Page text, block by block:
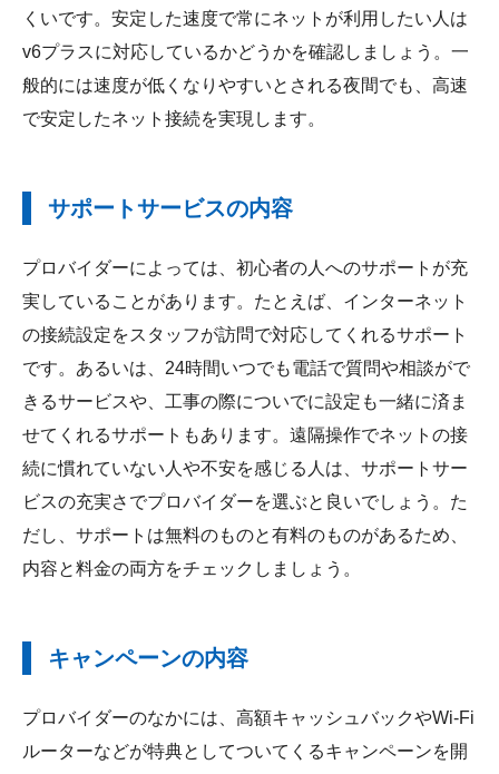
くいです。安定した速度で常にネットが利用したい人は
v6プラスに対応しているかどうかを確認しましょう。一
般的には速度が低くなりやすいとされる夜間でも、高速
で安定したネット接続を実現します。
サポートサービスの内容
プロバイダーによっては、初心者の人へのサポートが充
実していることがあります。たとえば、インターネット
の接続設定をスタッフが訪問で対応してくれるサポート
です。あるいは、24時間いつでも電話で質問や相談がで
きるサービスや、工事の際についでに設定も一緒に済ま
せてくれるサポートもあります。遠隔操作でネットの接
続に慣れていない人や不安を感じる人は、サポートサー
ビスの充実さでプロバイダーを選ぶと良いでしょう。た
だし、サポートは無料のものと有料のものがあるため、
内容と料金の両方をチェックしましょう。
キャンペーンの内容
プロバイダーのなかには、高額キャッシュバックやWi-Fi
ルーターなどが特典としてついてくるキャンペーンを開